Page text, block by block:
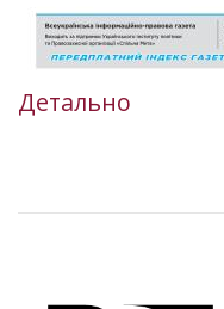
Детально